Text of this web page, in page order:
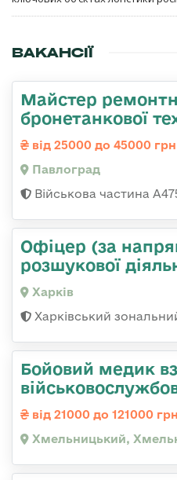
ВАКАНСІЇ
Майстер
бронетанкової
від 25000 до 45000 грн
Павлоград
Військова частина
Офіцер (за
розшукової
Харків
Харківський
Бойовий медик
від 21000 до 121000 грн
Хмельницький,